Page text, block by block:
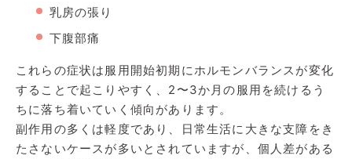
乳房の張り
下腹部痛
これらの症状は服用開始初期にホルモンバランスが変化
することで起こりやすく、2〜3か月の服用を続けるう
ちに落ち着いていく傾向があります。
副作用の多くは軽度であり、日常生活に大きな支障をき
たさないケースが多いとされていますが、個人差がある